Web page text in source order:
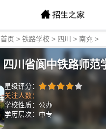
首页 > 铁路学校 > 四川 > 南充 >
四川省阆中铁路师范
星级评分：
关注人数：
学校性质：公办
学历层次：中专